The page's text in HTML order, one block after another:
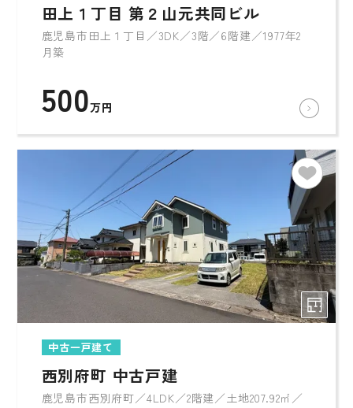
田上１丁目 第２山元共同ビル
鹿児島市田上１丁目／3DK／3階／6階建／1977年2
月築
500万円
中古一戸建て
西別府町 中古戸建
鹿児島市西別府町／4LDK／2階建／土地207.92㎡／